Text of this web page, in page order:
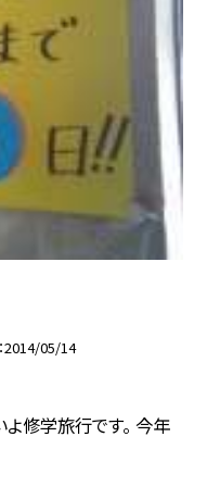
2014/05/14
修学旅行です。 今年